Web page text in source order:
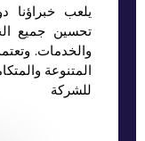
يلعب
تحسين جميع
والخدمات.
المتنوعة
للشركة